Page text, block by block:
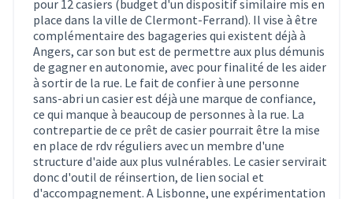
pour 12 casiers (budget d'un dispositif similaire mis en
place dans la ville de Clermont-Ferrand). Il vise à être
complémentaire des bagageries qui existent déjà à
Angers, car son but est de permettre aux plus démunis
de gagner en autonomie, avec pour finalité de les aider
à sortir de la rue. Le fait de confier à une personne
sans-abri un casier est déjà une marque de confiance,
ce qui manque à beaucoup de personnes à la rue. La
contrepartie de ce prêt de casier pourrait être la mise
en place de rdv réguliers avec un membre d'une
structure d'aide aux plus vulnérables. Le casier servirait
donc d'outil de réinsertion, de lien social et
d'accompagnement. A Lisbonne, une expérimentation